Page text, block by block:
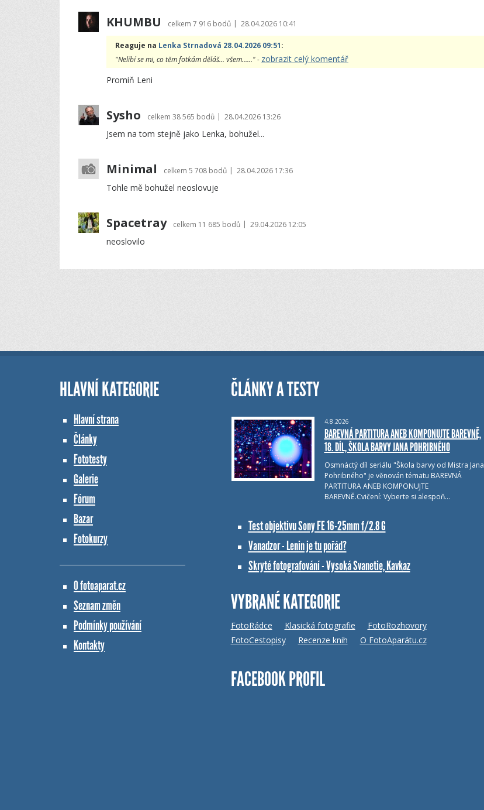
KHUMBU celkem 7 916 bodů | 28.04.2026 10:41
Reaguje na Lenka Strnadová 28.04.2026 09:51:
"Nelíbí se mi, co těm fotkám děláš... všem......" - zobrazit celý komentář
Promiň Leni
Sysho celkem 38 565 bodů | 28.04.2026 13:26
Jsem na tom stejně jako Lenka, bohužel...
Minimal celkem 5 708 bodů | 28.04.2026 17:36
Tohle mě bohužel neoslovuje
Spacetray celkem 11 685 bodů | 29.04.2026 12:05
neoslovilo
HLAVNÍ KATEGORIE
Hlavní strana
Články
Fototesty
Galerie
Fórum
Bazar
Fotokurzy
O fotoaparat.cz
Seznam změn
Podmínky používání
Kontakty
ČLÁNKY A TESTY
4.8.2026
BAREVNÁ PARTITURA ANEB KOMPONUJTE BAREVNĚ,
18. DÍL, ŠKOLA BARVY JANA POHRIBNÉHO
Osmnáctý díl seriálu "Škola barvy od Mistra Jana
Pohribného" je věnován tématu BAREVNÁ
PARTITURA ANEB KOMPONUJTE
BAREVNĚ.Cvičení: Vyberte si alespoň…
Test objektivu Sony FE 16-25mm f/2.8 G
Vanadzor - Lenin je tu pořád?
Skryté fotografování - Vysoká Svanetie, Kavkaz
VYBRANÉ KATEGORIE
FotoRádce Klasická fotografie
FotoRozhovory
FotoCestopisy
Recenze knih O FotoAparátu.cz
FACEBOOK PROFIL